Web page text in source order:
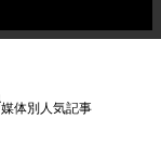
媒体別人気記事